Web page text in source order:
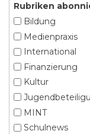
Rubriken
Bildung
Medienpraxis
International
Finanzierung
Kultur
MINT
Schulnews